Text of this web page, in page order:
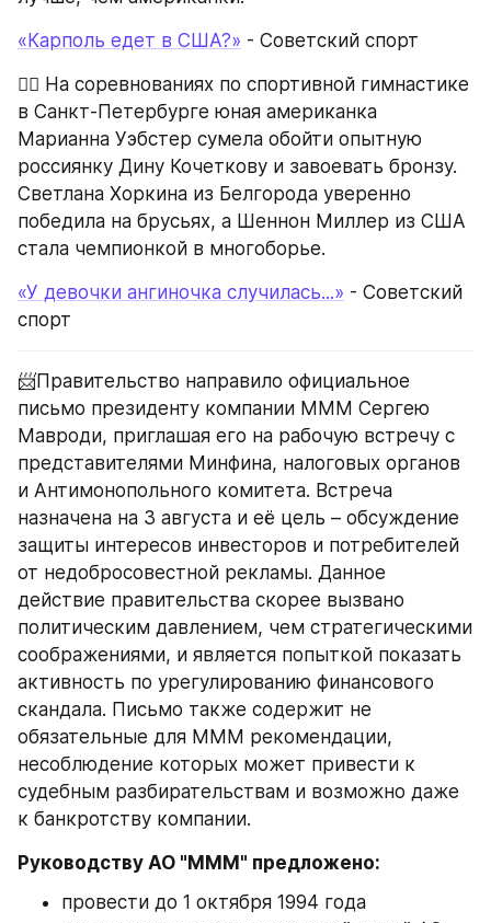
«Карполь едет в США?» - Советский спорт
🤸‍♀️ На соревнованиях по спортивной гимнастике
в Санкт-Петербурге юная американка
Марианна Уэбстер сумела обойти опытную
россиянку Дину Кочеткову и завоевать бронзу.
Светлана Хоркина из Белгорода уверенно
победила на брусьях, а Шеннон Миллер из США
стала чемпионкой в многоборье.
«У девочки ангиночка случилась...» - Советский
спорт
📨Правительство направило официальное
письмо президенту компании МММ Сергею
Мавроди, приглашая его на рабочую встречу с
представителями Минфина, налоговых органов
и Антимонопольного комитета. Встреча
назначена на 3 августа и её цель – обсуждение
защиты интересов инвесторов и потребителей
от недобросовестной рекламы. Данное
действие правительства скорее вызвано
политическим давлением, чем стратегическими
соображениями, и является попыткой показать
активность по урегулированию финансового
скандала. Письмо также содержит не
обязательные для МММ рекомендации,
несоблюдение которых может привести к
судебным разбирательствам и возможно даже
к банкротству компании.
Руководству АО "МММ" предложено:
провести до 1 октября 1994 года